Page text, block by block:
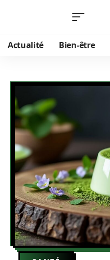
Actualité Bien-être